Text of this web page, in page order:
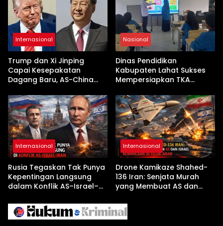
Internasional
Trump dan Xi Jinping
Capai Kesepakatan
Dagang Baru, AS-China
Jelang Kunjungan Beijing
Nasional
Dinas Pendidikan
Kabupaten Lahat Sukses
Mempersiapkan TKA
Pembekalan Latihan Soal
Tanpa Internet
Internasional
Rusia Tegaskan Tak Punya
Kepentingan Langsung
dalam Konflik AS–Israel–
Internasional
Drone Kamikaze Shahed-
136 Iran: Senjata Murah
yang Membuat AS dan
Arab